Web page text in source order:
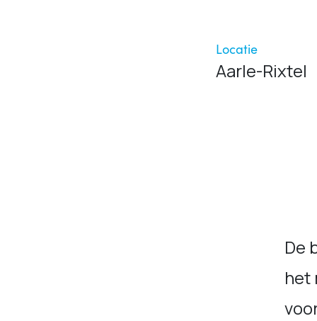
Locatie
Aarle-Rixtel
De
het